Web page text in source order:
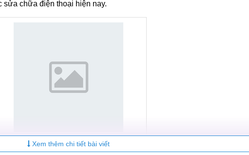
sửa chữa điện thoại hiện nay.
tâm sửa chữa điện thoại MobileCity
Xem thêm chi tiết bài viết